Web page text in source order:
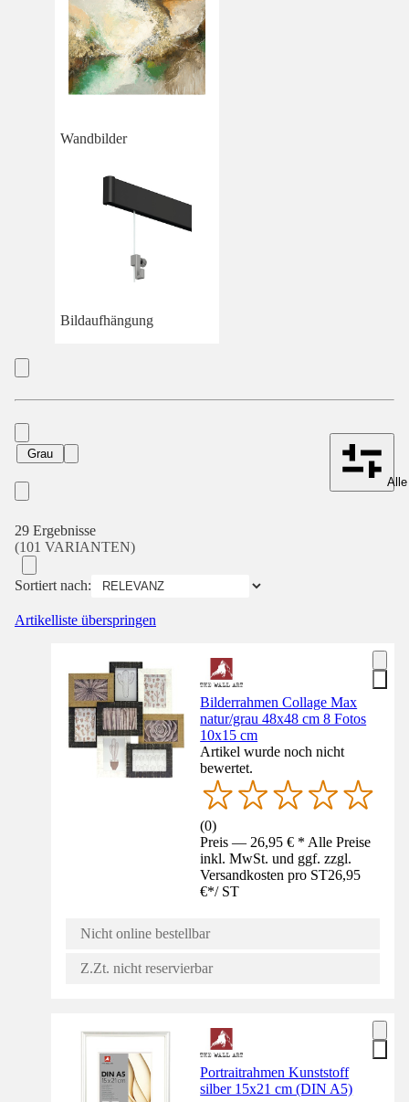
Wandbilder
Bildaufhängung
Grau
29 Ergebnisse
(101 VARIANTEN)
Sortiert nach:
Artikelliste überspringen
Bilderrahmen Collage Max
natur/grau 48x48 cm 8 Fotos
10x15 cm
Artikel wurde noch nicht
bewertet.
(0)
Preis — 26,95 € * Alle Preise
inkl. MwSt. und ggf. zzgl.
Versandkosten pro ST26,95
€*/ ST
Nicht online bestellbar
Z.Zt. nicht reservierbar
Portraitrahmen Kunststoff
silber 15x21 cm (DIN A5)